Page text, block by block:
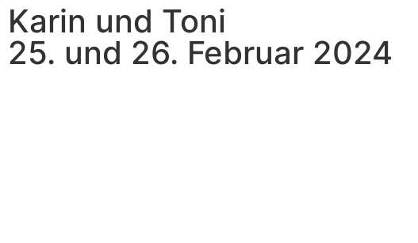
Karin und Toni
25. und 26. Februar 2024